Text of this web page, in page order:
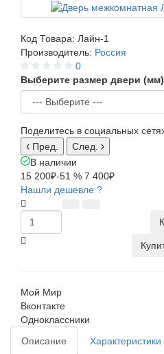
Код Товара: Лайн-1
Производитель: Россия
0
Выберите размер двери (мм)
Поделитесь в социальных
Пред.
След.
В наличии
15 200₽-51 % 7 400₽
Нашли дешевле ?
Мой Мир
Вконтакте
Одноклассники
Описание
Характеристики